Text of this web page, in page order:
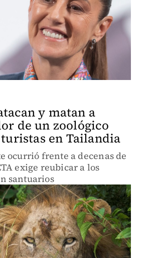
y matan a
de un zoológico
en Tailandia
ocurrió frente a decenas de
exige reubicar a los
santuarios